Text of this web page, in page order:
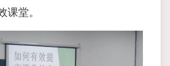
课堂。